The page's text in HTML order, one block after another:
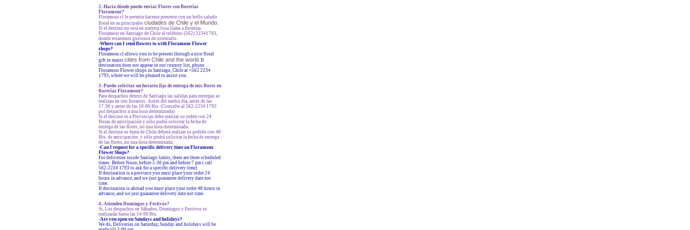
2.-Hacia dónde puedo enviar Flores con florerías
Floramour?
Floramour.cl le permite hacerse presente con un bello saludo
floral en as principales ciudades de Chile y el Mundo.
Si el destino no está en nuestra lista llame a florerías
Floramour en Santiago de Chile al teléfono (562) 22341793,
donde estaremos gustosos de orientarlo.
-Where can I send flowers to with Floramour Flower
shops?
Floramour.cl allows you to be present through a nice floral
gift in major cities from Chile and the world. If
destination does not appear in our country list, phone
Floramour Flower shops in Santiago, Chile at +562 2234
1793, where we will be pleased to assist you.
3.-Puedo solicitar un horario fijo de entrega de mis flores en
florerías Floramour?
Para despachos dentro de Santiago las salidas para entregas se
realizan en tres horarios: Antes del medio día, antes de las
17:30 y antes de las 18:00 Hrs. (Consulte al 562-2234 1793
por despachos a una hora determinada)
Si el destino es a Provincias debe realizar su orden con 24
Horas de anticipación y sólo podrá solicitar la fecha de
entrega de las flores, no una hora determinada.
Si el destino es fuera de Chile deberá realizar su pedido con 48
Hrs. de anticipación. y sólo podrá solicitar la fecha de entrega
de las flores, no una hora determinada.
-Can I request for a specific delivery time on Floramour
Flower Shops?
For deliveries inside Santiago limits, there are three scheduled
times: Before Noon, before 5:30 pm and before 7 pm ( call
562-2234 1793 to ask for a specific delivery time)
If destination is a province you must place your order 24
hours in advance, and we just guarantee delivery date not
time.
If destination is abroad you must place your order 48 hours in
advance, and we just guarantee delivery date not time.
4.-Atienden Domingos y Festivos?
Sí, Los despachos en Sábados, Domingos y Festivos se
realizarán hasta las 14:00 Hrs.
-Are you open on Sundays and holidays?
We do, Deliveries on Saturday, Sunday and holidays will be